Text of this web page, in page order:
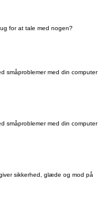
for at tale med nogen?
småproblemer med din computer
småproblemer med din computer
sikkerhed, glæde og mod på